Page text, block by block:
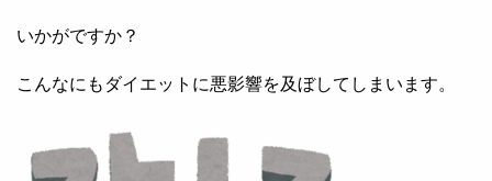
いかがですか？
こんなにもダイエットに悪影響を及ぼしてしまいます。